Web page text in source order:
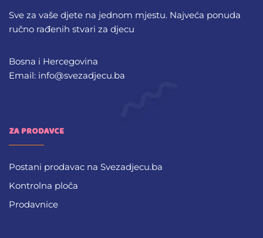
Sve za vaše djete na jednom mjestu. Najveća ponuda
ručno rađenih stvari za djecu
Bosna i Hercegovina
Email: info@svezadjecu.ba
ZA PRODAVCE
Postani prodavac na Svezadjecu.ba
Kontrolna ploča
Prodavnice